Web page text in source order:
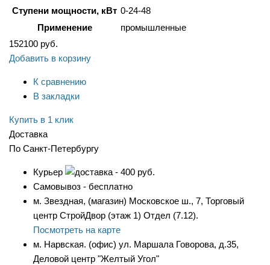
Ступени мощности, кВт 0-24-48
Применение
промышленные
152100 руб.
Добавить в корзину
К сравнению
В закладки
Купить в 1 клик
Доставка
По Санкт-Петербургу
Курьер
- 400 руб.
Самовывоз - бесплатно
м. Звездная, (магазин) Московское ш., 7, Торговый
центр СтройДвор (этаж 1) Отдел (7.12).
Посмотреть на карте
м. Нарвская. (офис) ул. Маршала Говорова, д.35,
Деловой центр "Желтый Угол"